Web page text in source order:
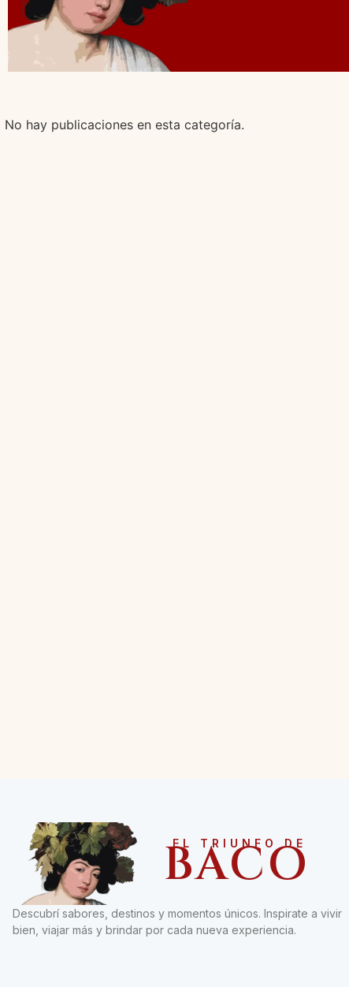
No hay publicaciones en esta categoría.
EL TRIUNFO DE
BACO
Descubrí sabores, destinos y momentos únicos. Inspirate a vivir
bien, viajar más y brindar por cada nueva experiencia.